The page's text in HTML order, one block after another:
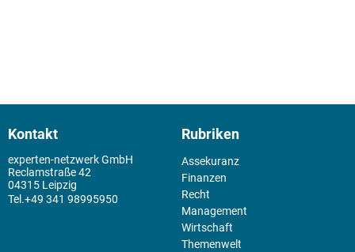
Kontakt
experten-netzwerk GmbH
Reclamstraße 42
04315 Leipzig
+49 341 98995950
Rubriken
Assekuranz
Finanzen
Recht
Management
Wirtschaft
Themenwelt